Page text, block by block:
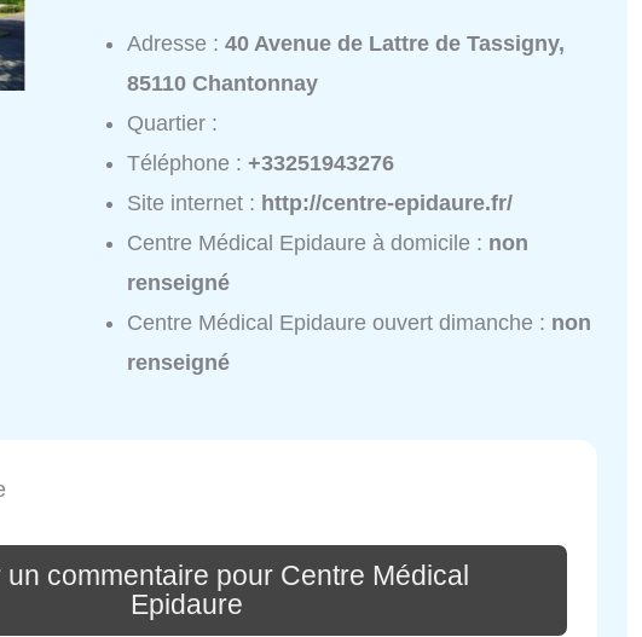
Adresse :40 Avenue de Lattre de Tassigny,
85110 Chantonnay
Quartier :
Téléphone :+33251943276
Site internet : http://centre-epidaure.fr/
Centre Médical Epidaure à domicile : non
renseigné
Centre Médical Epidaure ouvert dimanche : non
renseigné
un commentaire pour Centre Médical
Epidaure